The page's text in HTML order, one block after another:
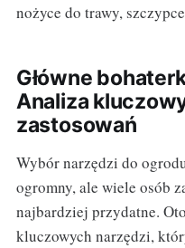
nożyce do trawy,
Główne
Analiza
zastosowań
Wybór narzędzi do
ogromny, ale wiele osób
najbardziej przydatne.
kluczowych narzędzi,